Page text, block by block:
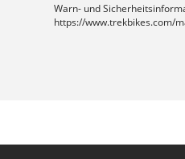
Warn- und
https://www.trekbikes.com/